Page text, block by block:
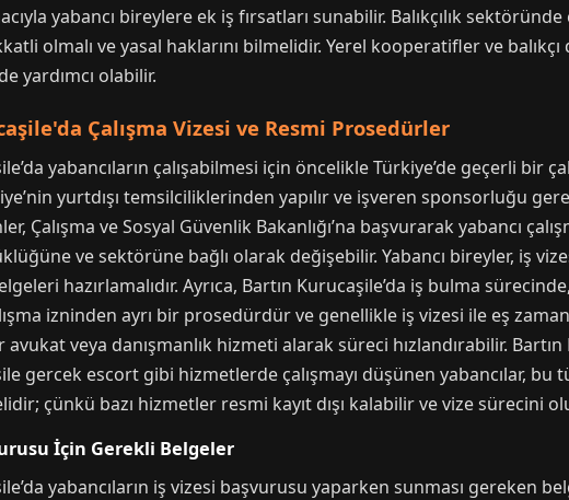
yabancı bireylere ek iş fırsatları sunabilir. Balıkçılık
olmalı ve yasal haklarını bilmelidir. Yerel kooperatifler ve
yardımcı olabilir.
Çalışma Vizesi ve Resmi Prosedürler
yabancıların çalışabilmesi için öncelikle Türkiye’de geçerli bir
yurtdışı temsilciliklerinden yapılır ve işveren sponsorluğu
Çalışma ve Sosyal Güvenlik Bakanlığı’na başvurarak yabancı
ve sektörüne bağlı olarak değişebilir. Yabancı bireyler, iş
hazırlamalıdır. Ayrıca, Bartın Kurucaşile’da iş bulma
izninden ayrı bir prosedürdür ve genellikle iş vizesi ile eş
veya danışmanlık hizmeti alarak süreci hızlandırabilir.
gercek escort gibi hizmetlerde çalışmayı düşünen yabancılar,
çünkü bazı hizmetler resmi kayıt dışı kalabilir ve vize sürecini
İçin Gerekli Belgeler
yabancıların iş vizesi başvurusu yaparken sunması gereken